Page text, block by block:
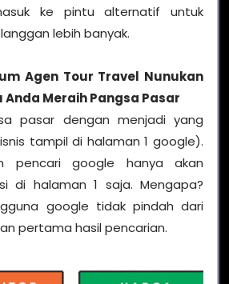
ke pintu alternatif untuk
lebih banyak.
Agen Tour Travel Nunukan
Meraih Pangsa Pasar
pasar dengan menjadi yang
tampil di halaman 1 google).
pencari google hanya akan
di halaman 1 saja. Mengapa?
google tidak pindah dari
pertama hasil pencarian.